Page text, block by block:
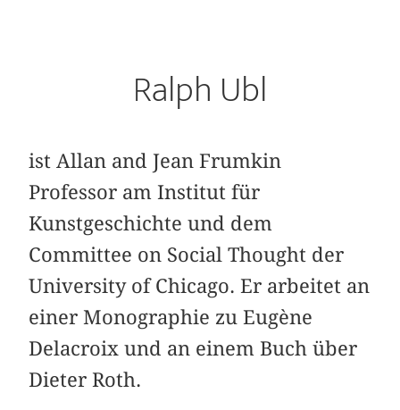
Ralph Ubl
ist Allan and Jean Frumkin
Professor am Institut für
Kunstgeschichte und dem
Committee on Social Thought der
University of Chicago. Er arbeitet an
einer Monographie zu Eugène
Delacroix und an einem Buch über
Dieter Roth.